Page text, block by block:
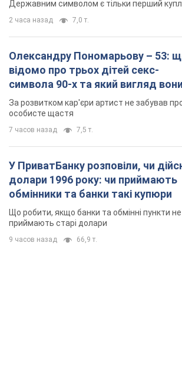
долари 1996 року: чи приймають
обмінники та банки такі купюри
Що робити, якщо банки та обмінні пункти не
приймають старі долари
9 часов назад 66,9 т.